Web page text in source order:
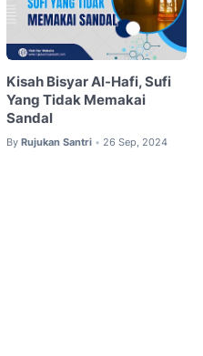
Kisah Bisyar Al-Hafi, Sufi
Yang Tidak Memakai
Sandal
By Rujukan Santri • 26 Sep, 2024